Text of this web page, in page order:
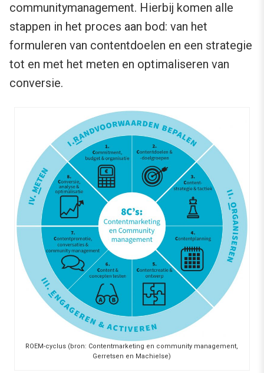
communitymanagement. Hierbij komen alle
stappen in het proces aan bod: van het
formuleren van contentdoelen en een strategie
tot en met het meten en optimaliseren van
conversie.
ROEM-cyclus (bron: Contentmarketing en community management,
Gerretsen en Machielse)